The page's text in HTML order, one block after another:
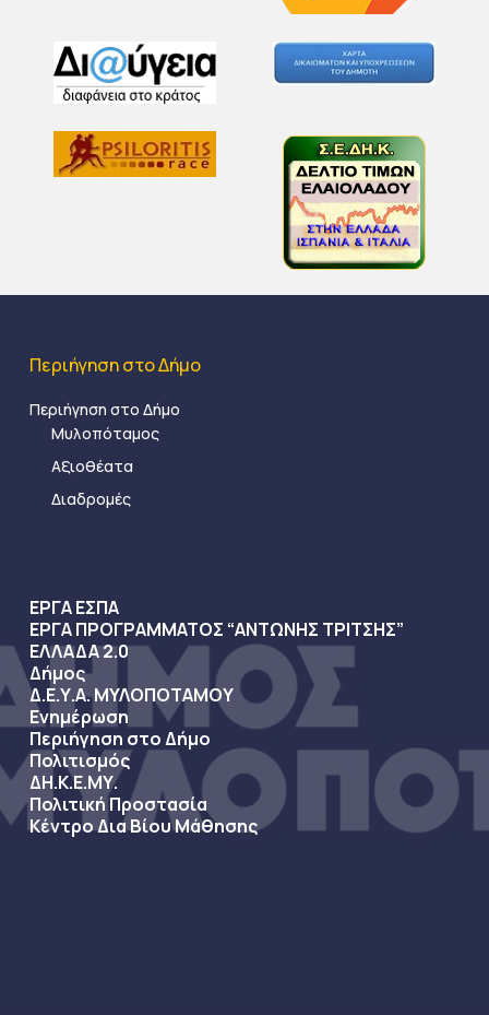
Περιήγηση στο Δήμο
Περιήγηση στο Δήμο
Μυλοπόταμος
Αξιοθέατα
Διαδρομές
ΕΡΓΑ ΕΣΠΑ
ΕΡΓΑ ΠΡΟΓΡΑΜΜΑΤΟΣ “ΑΝΤΩΝΗΣ ΤΡΙΤΣΗΣ”
ΕΛΛΑΔΑ 2.0
Δήμος
Δ.Ε.Υ.Α. ΜΥΛΟΠΟΤΑΜΟΥ
Ενημέρωση
Περιήγηση στο Δήμο
Πολιτισμός
ΔΗ.Κ.Ε.ΜΥ.
Πολιτική Προστασία
Κέντρο Δια Βίου Μάθησης